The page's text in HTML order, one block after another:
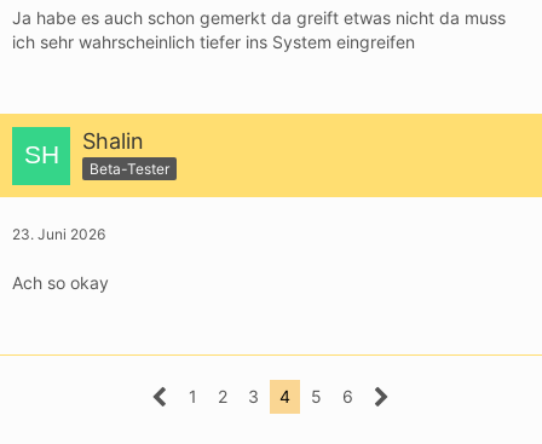
Ja habe es auch schon gemerkt da greift etwas nicht da muss
ich sehr wahrscheinlich tiefer ins System eingreifen
Shalin
Beta-Tester
23. Juni 2026
Ach so okay
1 2 3 4 5 6